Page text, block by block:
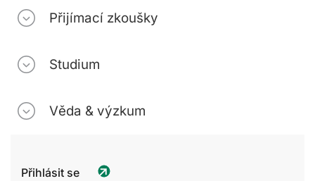
Přijímací zkoušky
Studium
Věda & výzkum
Přihlásit se